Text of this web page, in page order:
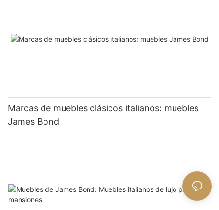
Marcas de muebles clásicos italianos: muebles
James Bond